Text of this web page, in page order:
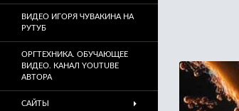
ВИДЕО ИГОРЯ ЧУВАКИНА НА
РУТУБ
ОРГТЕХНИКА. ОБУЧАЮЩЕЕ
ВИДЕО. КАНАЛ YOUTUBE
АВТОРА
САЙТЫ